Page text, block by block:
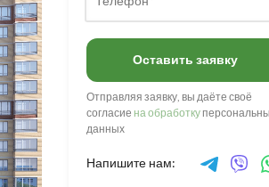
Оставить заявку
Отправляя заявку, вы даёте своё
согласие на обработку
данных
Напишите нам: